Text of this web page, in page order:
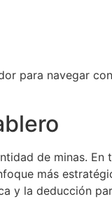
para navegar
de minas. En
más
y la deducción